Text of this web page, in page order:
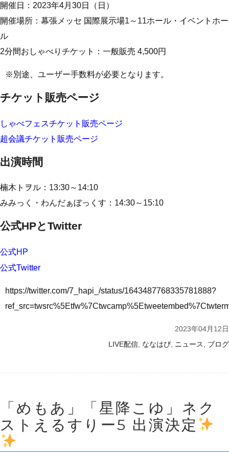
開催日：2023年4月30日（日）
開催場所：幕張メッセ 国際展示場1～11ホール・イベントホー
ル
2分間おしゃべりチケット：一般販売 4,500円
※別途、ユーザー手数料が必要となります。
チケット販売ページ
しゃべフェスチケット販売ページ
超会議チケット販売ページ
出演時間
楠木トヲル：13:30～14:10
みみっく・わんだぁぼっくす：14:30～15:10
公式HPとTwitter
公式HP
公式Twitter
https://twitter.com/7_hapi_/status/1643487768335781888?
2023年04月12日
LIVE配信 ななはぴ, ニュース ブログ
「めもあ」「星降こゆ」ネク
ストえるすりー5 出演決定